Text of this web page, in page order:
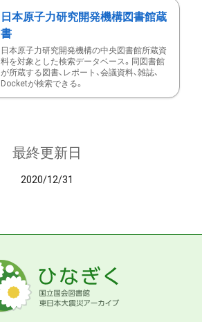
日本原子力研究開発機構図書館蔵
書
日本原子力研究開発機構の中央図書館所蔵資
料を対象とした検索データベース。同図書館
が所蔵する図書、レポート、会議資料、雑誌、
Docketが検索できる。
最終更新日
2020/12/31